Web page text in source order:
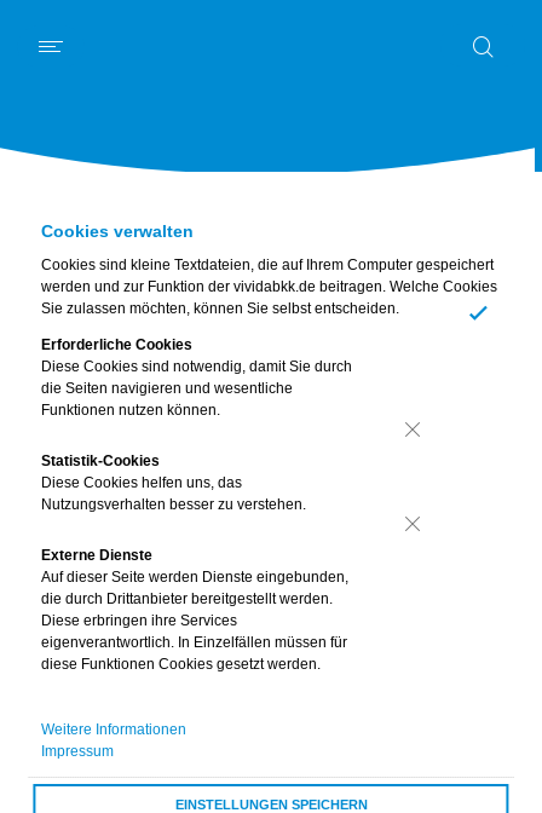
Cookies verwalten
Cookies sind kleine Textdateien, die auf Ihrem Computer gespeichert
werden und zur Funktion der vividabkk.de beitragen. Welche Cookies
Sie zulassen möchten, können Sie selbst entscheiden.
Erforderliche Cookies
Diese Cookies sind notwendig, damit Sie durch
die Seiten navigieren und wesentliche
Funktionen nutzen können.
Statistik-Cookies
Diese Cookies helfen uns, das
Nutzungsverhalten besser zu verstehen.
Externe Dienste
Auf dieser Seite werden Dienste eingebunden,
die durch Drittanbieter bereitgestellt werden.
Diese erbringen ihre Services
eigenverantwortlich. In Einzelfällen müssen für
diese Funktionen Cookies gesetzt werden.
Weitere Informationen
Impressum
EINSTELLUNGEN SPEICHERN
Gesund durchs Jahr
Die vivida bkk unterstützt Unternehmen mit dem BGF-
Gesundheitsjahr.
Kürbis, Pastinake, rote Bete – der Herbst bietet eine
Vielzahl an buntem und regionalem Gemüse. Wie man
daraus ein leckeres Abendessen zubereitet? Darum
geht es im kostenfreien Online-Kochworkshop der vivida
bkk am 10. Oktober. Unter dem Motto „Erntezeit –
Egal ob Kulinarik-Expertin oder neugieriger Einsteiger:
gesunde Ernährung erfahren möchten und Spaß am